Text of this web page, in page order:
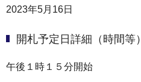
2023年5月16日
開札予定日詳細（時間等）
午後１時１５分開始